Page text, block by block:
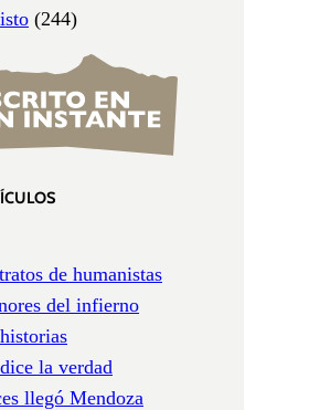
(244)
de humanistas
del infierno
la verdad
llegó Mendoza